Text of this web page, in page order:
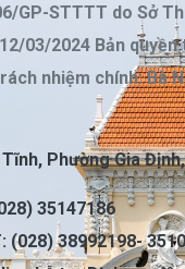
GP-STTTT do Sở
03/2024 Bản
nhiệm chính: Bà
Phường Gia
35147186
(028) 38992198-